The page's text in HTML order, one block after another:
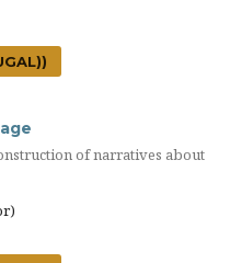
of narratives about